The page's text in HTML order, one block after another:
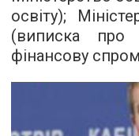
освіту);
(виписка про
фінансову